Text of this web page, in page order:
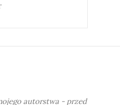
autorstwa - przed